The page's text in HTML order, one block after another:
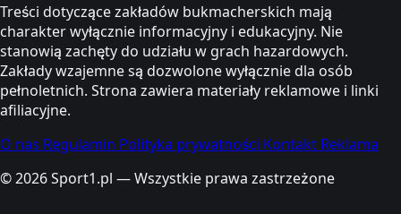
Treści dotyczące zakładów bukmacherskich mają
charakter wyłącznie informacyjny i edukacyjny. Nie
stanowią zachęty do udziału w grach hazardowych.
Zakłady wzajemne są dozwolone wyłącznie dla osób
pełnoletnich. Strona zawiera materiały reklamowe i linki
afiliacyjne.
O nas Regulamin Polityka prywatności Kontakt Reklama
© 2026 Sport1.pl — Wszystkie prawa zastrzeżone